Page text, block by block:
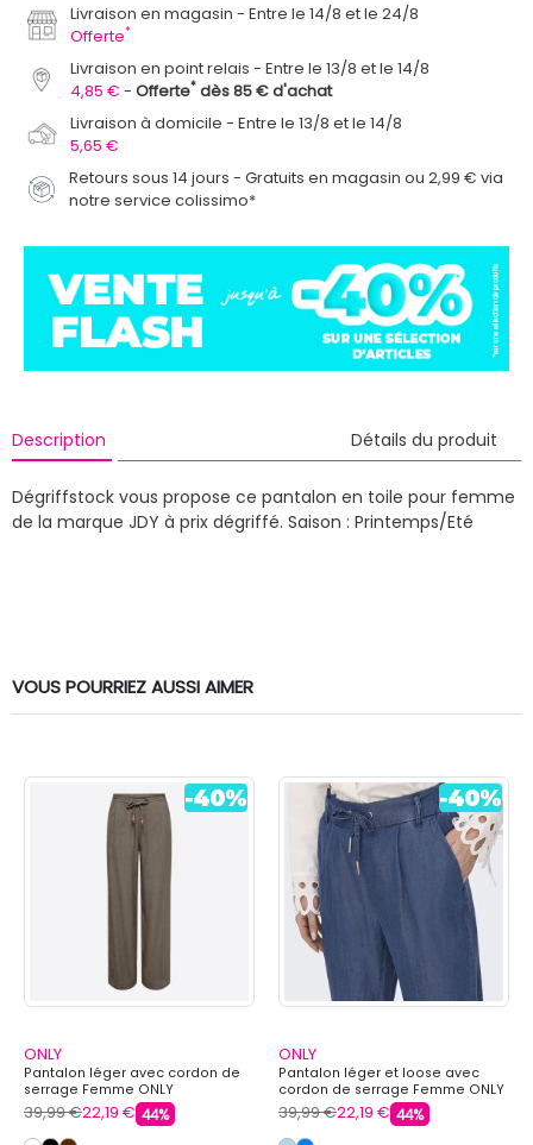
Livraison en magasin
Entre le 14/8 et le 24/8
Offerte*
Livraison en point relais
Entre le 13/8 et le 14/8
4,85 €
Offerte* dès 85 € d'achat
Livraison à domicile
Entre le 13/8 et le 14/8
5,65 €
Retours sous 14 jours - Gratuits en magasin ou 2,99 € via
notre service colissimo*
Description Détails du produit
Dégriffstock vous propose ce pantalon en toile pour femme
de la marque JDY à prix dégriffé. Saison : Printemps/Eté
VOUS POURRIEZ AUSSI AIMER
ONLY
Pantalon léger avec cordon de
serrage Femme ONLY
39,99 €22,19 € 44%
ONLY
Pantalon léger et loose avec
cordon de serrage Femme ONLY
39,99 €22,19 € 44%